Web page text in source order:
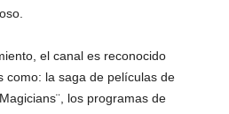
el canal es reconocido
como: la saga de películas de
los programas de